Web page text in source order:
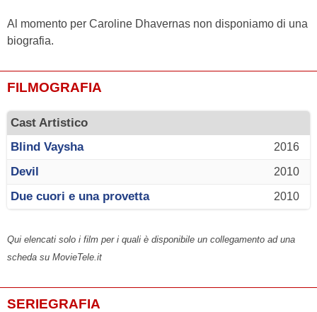
Al momento per Caroline Dhavernas non disponiamo di una
biografia.
FILMOGRAFIA
Cast Artistico
2016
Blind Vaysha
2010
Devil
2010
Due cuori e una provetta
Qui elencati solo i film per i quali è disponibile un collegamento ad una
scheda su MovieTele.it
SERIEGRAFIA